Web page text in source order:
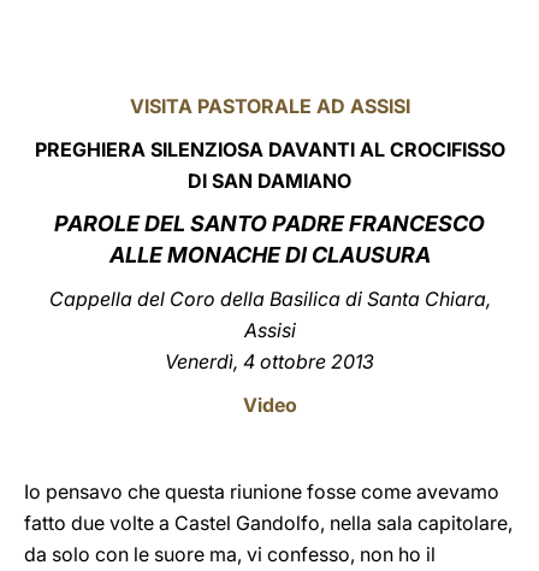
中文
VISITA PASTORALE AD ASSISI
PREGHIERA SILENZIOSA DAVANTI AL CROCIFISSO
DI SAN DAMIANO
PAROLEDEL SANTO PADRE FRANCESCO
ALLE MONACHE DI CLAUSURA
Cappella del Coro della Basilica di Santa Chiara,
Assisi
Venerdì, 4 ottobre 2013
Video
Io pensavo che questa riunione fosse come avevamo
fatto due volte a Castel Gandolfo, nella sala capitolare,
da solo con le suore ma, vi confesso, non ho il